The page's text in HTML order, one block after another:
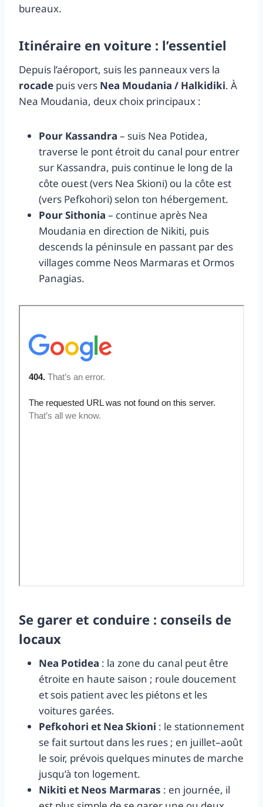
bureaux.
Itinéraire en voiture : l’essentiel
Depuis l’aéroport, suis les panneaux vers la
rocade puis vers Nea Moudania / Halkidiki. À
Nea Moudania, deux choix principaux :
Pour Kassandra – suis Nea Potidea,
traverse le pont étroit du canal pour entrer
sur Kassandra, puis continue le long de la
côte ouest (vers Nea Skioni) ou la côte est
(vers Pefkohori) selon ton hébergement.
Pour Sithonia – continue après Nea
Moudania en direction de Nikiti, puis
descends la péninsule en passant par des
villages comme Neos Marmaras et Ormos
Panagias.
Se garer et conduire : conseils de
locaux
Nea Potidea : la zone du canal peut être
étroite en haute saison ; roule doucement
et sois patient avec les piétons et les
voitures garées.
Pefkohori et Nea Skioni : le stationnement
se fait surtout dans les rues ; en juillet–août
le soir, prévois quelques minutes de marche
jusqu’à ton logement.
Nikiti et Neos Marmaras : en journée, il